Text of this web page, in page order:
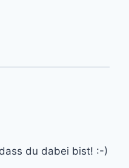
du dabei bist! :-)